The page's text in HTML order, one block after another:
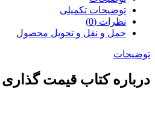
توضیحات تکمیلی
نظرات (0)
حمل و نقل و تحویل محصول
توضیحات
درباره کتاب قیمت گذاری